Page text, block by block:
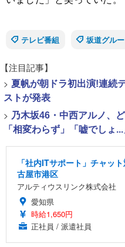
テレビ番組
坂道グル
【注目記事】
> 夏帆が朝ドラ初出演!連続
ストが発表
> 乃木坂46・中西アルノ、
「相変わらず」「嘘でしょ...
「社内ITサポート」チャッ
古屋市港区
アルティウスリンク株式会社
愛知県
時給1,650円
正社員 / 派遣社員